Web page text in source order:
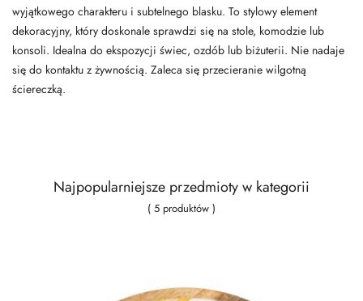
wyjątkowego charakteru i subtelnego blasku. To stylowy element
dekoracyjny, który doskonale sprawdzi się na stole, komodzie lub
konsoli. Idealna do ekspozycji świec, ozdób lub biżuterii. Nie nadaje
się do kontaktu z żywnością. Zaleca się przecieranie wilgotną
ściereczką.
Najpopularniejsze przedmioty w kategorii
( 5 produktów )